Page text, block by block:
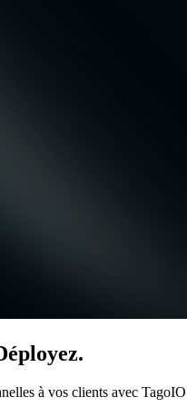
à vos clients avec